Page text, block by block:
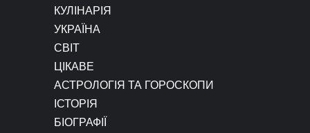
КУЛІНАРІЯ
УКРАЇНА
СВІТ
ЦІКАВЕ
АСТРОЛОГІЯ ТА ГОРОСКОПИ
ІСТОРІЯ
БІОГРАФІЇ